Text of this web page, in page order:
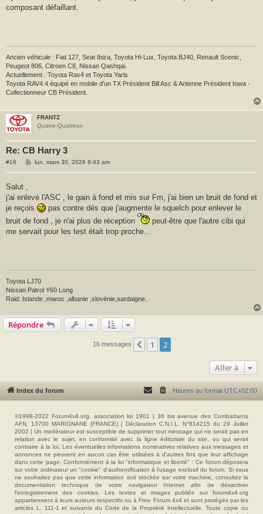
composant défaillant.
Ancien véhicule : Fiat 127, Seat Ibiza, Toyota Hi-Lux, Toyota BJ40, Renault Scenic,
Peugeot 806, Citroen C8, Nissan Qashqai.
Actuellement : Toyota Rav4 et Toyota Yaris
Toyota RAV4.4 équipé en mobile d'un TX Président Bill Asc & Antenne Président Iowa -
Collectionneur CB Président.
FRANTZ
Quatre-Quatreux
Re: CB Harry 3
#16
M
g
lun. mars 30, 2026 8:43 am
Salut ,
j'ai enlevé l'ASC , le gain à fond et mis sur Fm, j'ai bien un bruit de fond et
je reçois
pas contre dés que j'augmente le squelch pour enlever le
bruit de fond , je n'ai plus de réception
peut-être que l'autre cibi qui
me servait pour les test était trop proche...
Toyota LJ70
Nissan Patrol Y60 Long
Raid: Islande ,maroc ,albanie ,slovénie,sardaigne.
Répondre
16 messages Précédente
1 2
Aller à
Index du forum Heures au format UTC+02:00
©1998-2022 Forum4x4.org, association loi 1901 | 36 bis avenue des Combattants
AFN, 13700 MARIGNANE (FRANCE) | Déclaration C.N.I.L. N°814215 du 29 Juillet
2002 | Un modérateur est susceptible de supprimer tout message qui ne serait pas en
relation avec le sujet, en conformité avec la ligne éditoriale du site, ou qui serait
contraire à la loi. Les éventuelles informations nominatives relatives aux messages et
annonces ne peuvent en aucun cas être utilisées à d'autres fins que leur affichage
dans cette page. Conformément à la loi "informatique et liberté" : Ce forum déposera
sur votre ordinateur un "cookie" d’authentification à l'usage exclusif du forum. Si vous
ne souhaitez pas que cette information soit stockée sur votre machine, consultez la
documentation technique de votre navigateur Internet afin de désactiver
l'enregistrement des cookies. Les textes et images publiés sur forum4x4.org
appartiennent à leurs auteurs respectifs ou à Free Forum 4x4 et sont protégés par les
articles L. 111-1 et suivants du Code de la Propriété Intellectuelle. Toute copie ou